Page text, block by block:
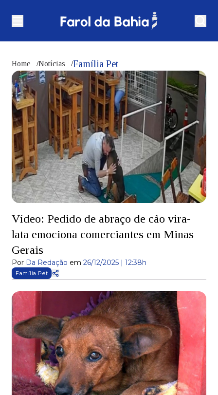
Home /Notícias /Família Pet
Vídeo: Pedido de abraço de cão vira-
lata emociona comerciantes em Minas
Gerais
Por Da Redação em 26/12/2025 | 12:38h
Família Pet